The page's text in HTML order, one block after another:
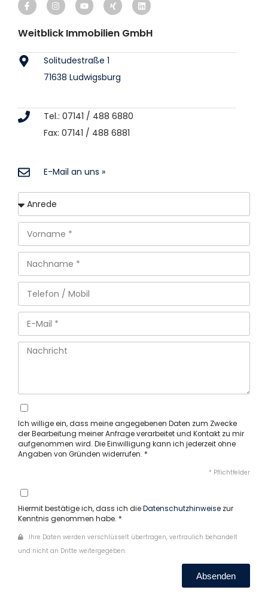
Weitblick Immobilien GmbH
Solitudestraße 1
71638 Ludwigsburg
Tel.: 07141 / 488 6880
Fax: 07141 / 488 6881
E-Mail an uns »
Ich willige ein, dass meine angegebenen Daten zum Zwecke
der Bearbeitung meiner Anfrage verarbeitet und Kontakt zu mir
aufgenommen wird. Die Einwilligung kann ich jederzeit ohne
Angaben von Gründen widerrufen. *
* Pflichtfelder
Hiermit bestätige ich, dass ich dieDatenschutzhinweise zur
Kenntnis genommen habe. *
Ihre Daten werden verschlüsselt übertragen, vertraulich behandelt
und nicht an Dritte weitergegeben.
Absenden